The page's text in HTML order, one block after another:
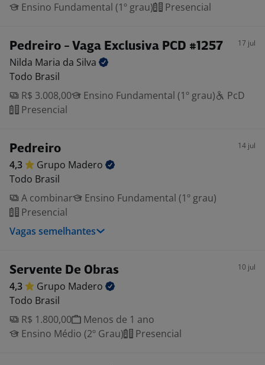
Ensino Fundamental (1º grau)
Presencial
Pedreiro - Vaga Exclusiva PCD #1257 17 jul
Nilda Maria da Silva
Todo Brasil
R$ 3.008,00
Ensino Fundamental (1º grau)
PcD
Presencial
Pedreiro 14 jul
4,3 Grupo Madero
Todo Brasil
A combinar
Ensino Fundamental (1º grau)
Presencial
Vagas semelhantes
Servente De Obras 10 jul
4,3 Grupo Madero
Todo Brasil
R$ 1.800,00
Menos de 1 ano
Ensino Médio (2º Grau)
Presencial